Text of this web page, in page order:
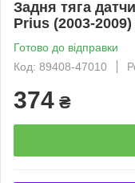
Задня тяга
Prius (2003-
Готово до відправки
Код: 89408-47010
374 ₴